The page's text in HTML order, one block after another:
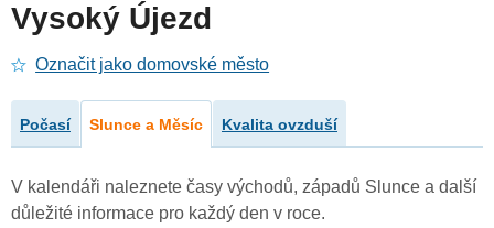
Vysoký Újezd
Označit jako domovské město
Počasí Slunce a Měsíc Kvalita ovzduší
V kalendáři naleznete časy východů, západů Slunce a další
důležité informace pro každý den v roce.